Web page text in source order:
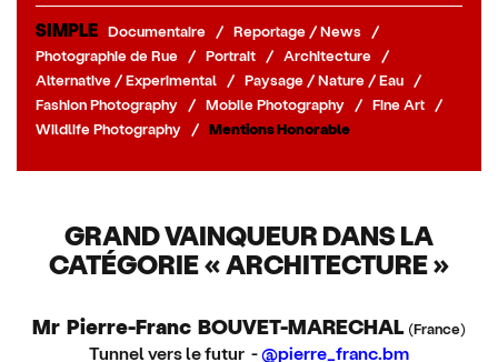
SIMPLE Documentaire / Reportage / News
/
Photographie de Rue
/ Portrait / Architecture
/
Alternative / Experimental
/ Paysage / Nature / Eau
/
Fashion Photography
/ Mobile Photography / Fine Art
/
Wildlife Photography
/ Mentions Honorable
GRAND VAINQUEUR DANS LA
CATÉGORIE « ARCHITECTURE »
Mr Pierre-Franc BOUVET-MARECHAL (France)
Tunnel vers le futur -@pierre_franc.bm